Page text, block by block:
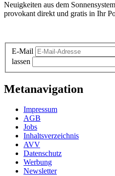
Neuigkeiten aus dem
provokant direkt und gratis in Ihr
E-Mail
lassen
Metanavigation
Impressum
AGB
Jobs
Inhaltsverzeichnis
AVV
Datenschutz
Werbung
Newsletter